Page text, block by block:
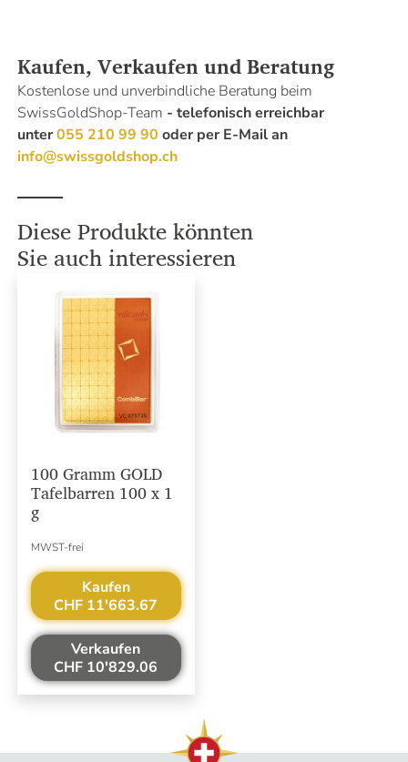
Kaufen, Verkaufen und Beratung
Kostenlose und unverbindliche Beratung beim
SwissGoldShop-Team - telefonisch erreichbar
unter055 210 99 90 oder per E-Mail an
info@swissgoldshop.ch
Diese Produkte könnten
Sie auch interessieren
100 Gramm GOLD
Tafelbarren 100 x 1
g
MWST-frei
Kaufen
CHF 11'663.67
Verkaufen
CHF 10'829.06